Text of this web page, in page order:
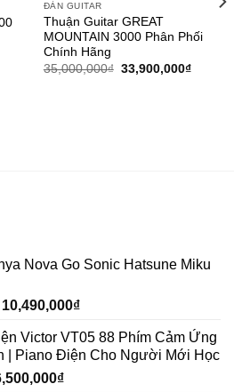
ĐÀN GUITAR
Thuận Guitar GREAT
MOUNTAIN 3000 Phân Phối
Chính Hãng
35,000,000₫ 33,900,000₫
Nova Go Sonic Hatsune Miku
10,490,000₫
Victor VT05 88 Phím Cảm Ứng
| Piano Điện Cho Người Mới Học
₫